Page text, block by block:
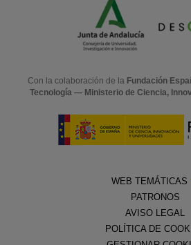
Con la colaboración de la Fundación
Tecnología — Ministerio de Ciencia,
WEB TEMÁTICAS
PATRONOS
AVISO LEGAL
POLÍTICA DE